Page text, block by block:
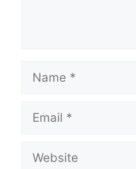
Tarikh Tutup
JAWATAN
Executive